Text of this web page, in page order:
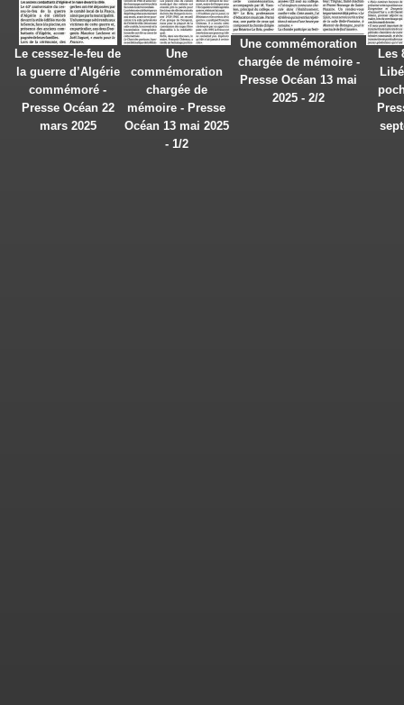
Le cessez-le-feu de
la guerre d’Algérie
commémoré -
Presse Océan 22
mars 2025
Une
commémoration
chargée de
mémoire - Presse
Océan 13 mai 2025
- 1/2
Une commémoration
chargée de mémoire -
Presse Océan 13 mai
2025 - 2/2
Les